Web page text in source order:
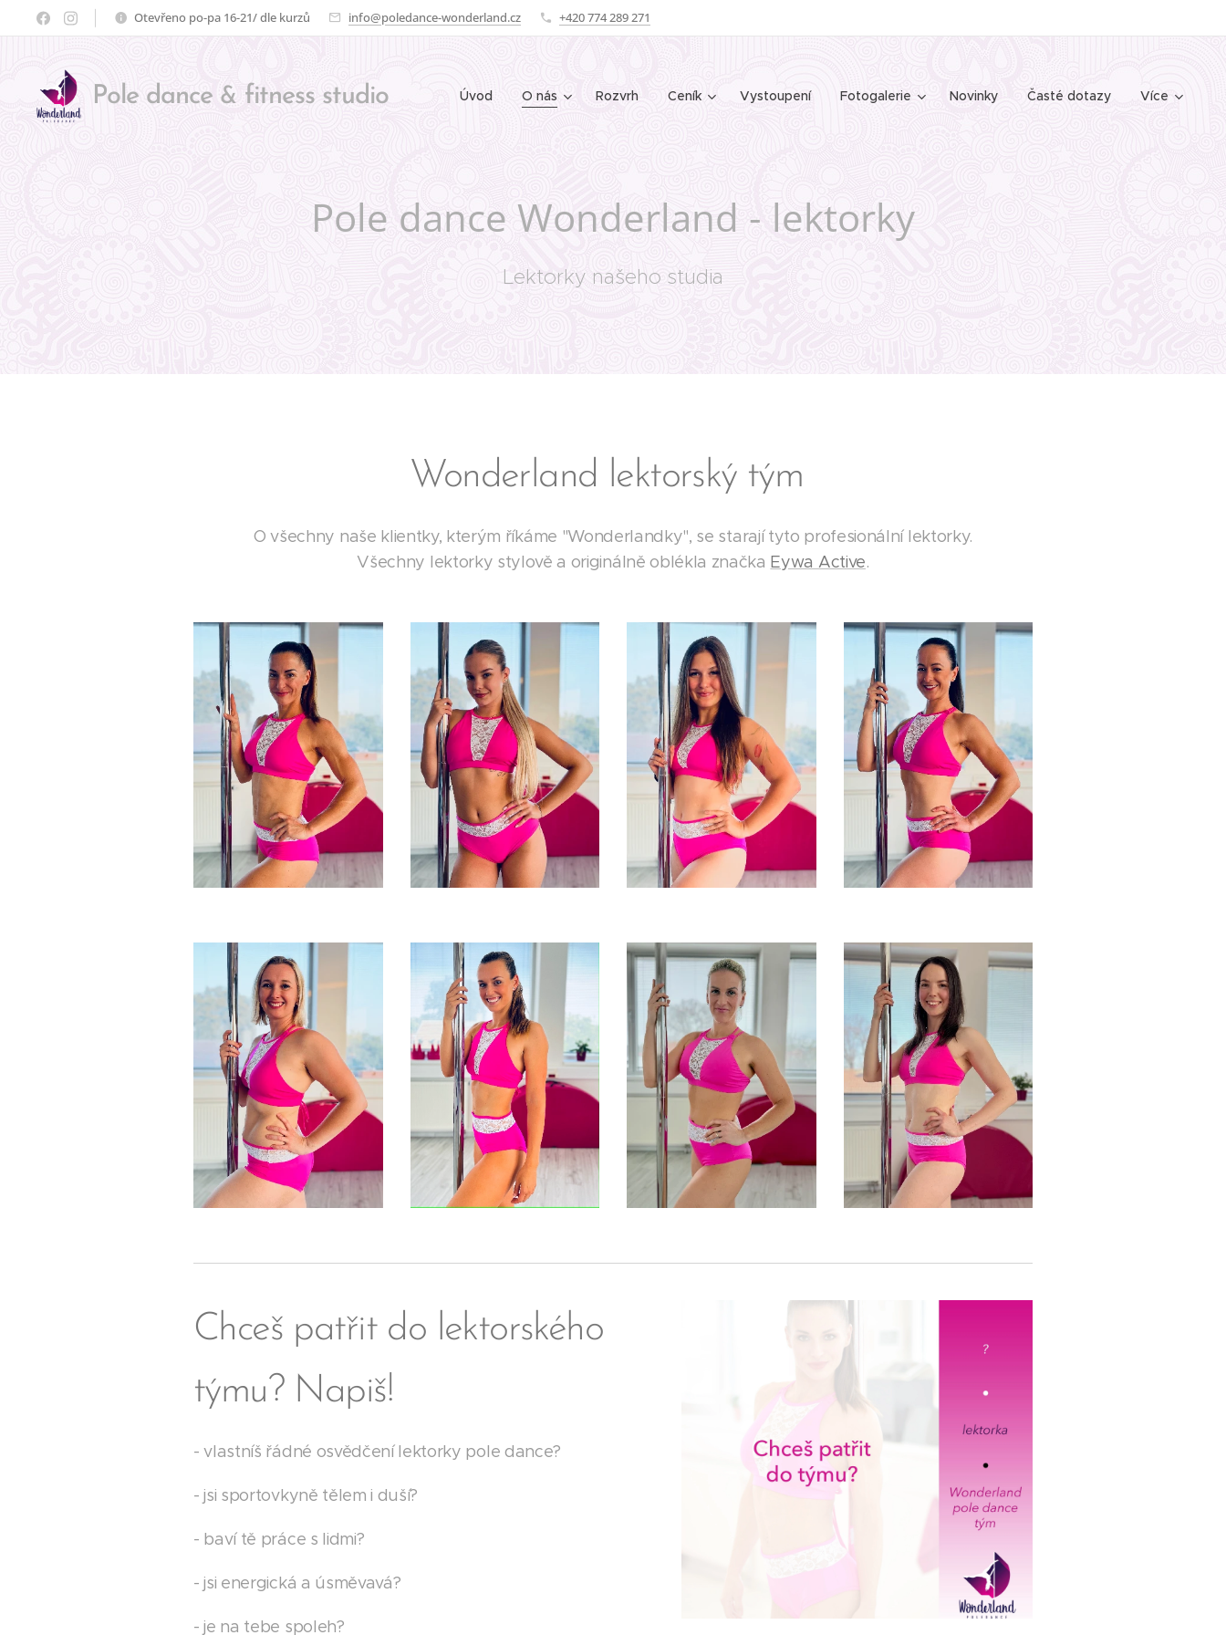
Otevřeno po-pa 16-21/ dle kurzů info@poledance-wonderland.cz +420 774 289 271
Pole dance & fitnessstudio Úvod O nás Rozvrh Ceník Vystoupení Fotogalerie Novinky Časté dotazy Více
Pole dance Wonderland - lektorky
Lektorky našeho studia
Wonderland lektorský tým
O všechny naše klientky, kterým říkáme "Wonderlandky", se starají tyto profesionální lektorky.
Všechny lektorky stylově a originálně oblékla značka Eywa Active.
Chceš patřit do lektorského
týmu? Napiš!
- vlastníš řádné osvědčení lektorky pole dance?
- jsi sportovkyně tělem i duší?
- baví tě práce s lidmi?
- jsi energická a úsměvavá?
- je na tebe spoleh?